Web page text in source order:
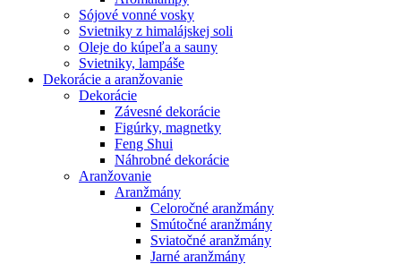
Sójové vonné vosky
Svietniky z himalájskej soli
Oleje do kúpeľa a sauny
Svietniky, lampáše
Dekorácie a aranžovanie
Dekorácie
Závesné dekorácie
Figúrky, magnetky
Feng Shui
Náhrobné dekorácie
Aranžovanie
Aranžmány
Celoročné aranžmány
Smútočné aranžmány
Sviatočné aranžmány
Jarné aranžmány